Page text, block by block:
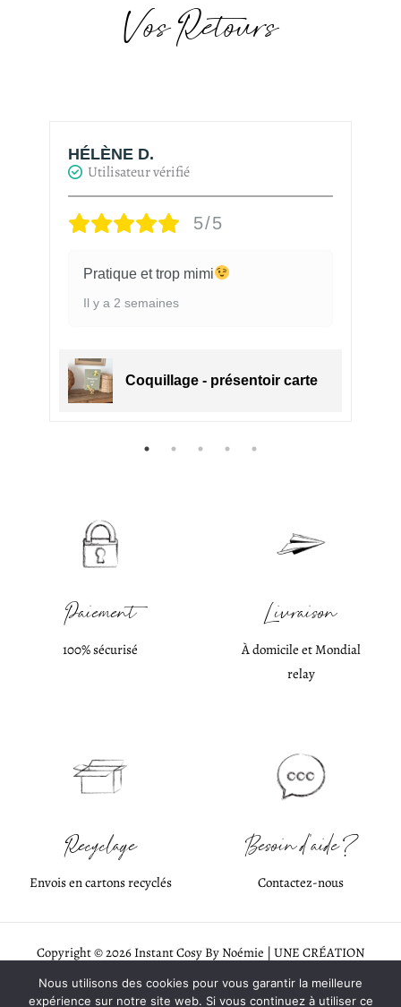
Vos Retours
HÉLÈNE D.
Utilisateur vérifié
5/5
Pratique et trop mimi
Il y a 2 semaines
Coquillage - présentoir carte
Paiement
100% sécurisé
Livraison
À domicile et Mondial
relay
Recyclage
Envois en cartons recyclés
Besoin d'aide ?
Contactez-nous
Copyright © 2026 Instant Cosy By Noémie | UNE CRÉATION
EVERANDYOU STUDIO WEB ♡
Nous utilisons des cookies pour vous garantir la meilleure
expérience sur notre site web. Si vous continuez à utiliser ce